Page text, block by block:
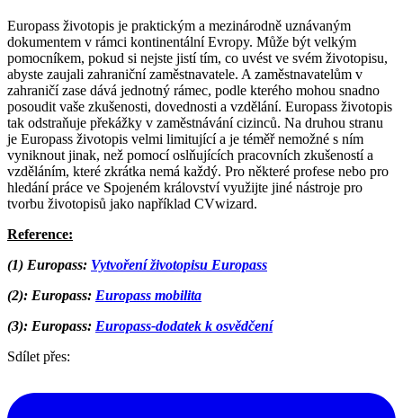
Europass životopis je praktickým a mezinárodně uznávaným
dokumentem v rámci kontinentální Evropy. Může být velkým
pomocníkem, pokud si nejste jistí tím, co uvést ve svém životopisu,
abyste zaujali zahraniční zaměstnavatele. A zaměstnavatelům v
zahraničí zase dává jednotný rámec, podle kterého mohou snadno
posoudit vaše zkušenosti, dovednosti a vzdělání. Europass životopis
tak odstraňuje překážky v zaměstnávání cizinců. Na druhou stranu
je Europass životopis velmi limitující a je téměř nemožné s ním
vyniknout jinak, než pomocí oslňujících pracovních zkušeností a
vzděláním, které zkrátka nemá každý. Pro některé profese nebo pro
hledání práce ve Spojeném království využijte jiné nástroje pro
tvorbu životopisů jako například CVwizard.
Reference:
(1) Europass: Vytvoření životopisu Europass
(2): Europass: Europass mobilita
(3): Europass: Europass-dodatek k osvědčení
Sdílet přes: